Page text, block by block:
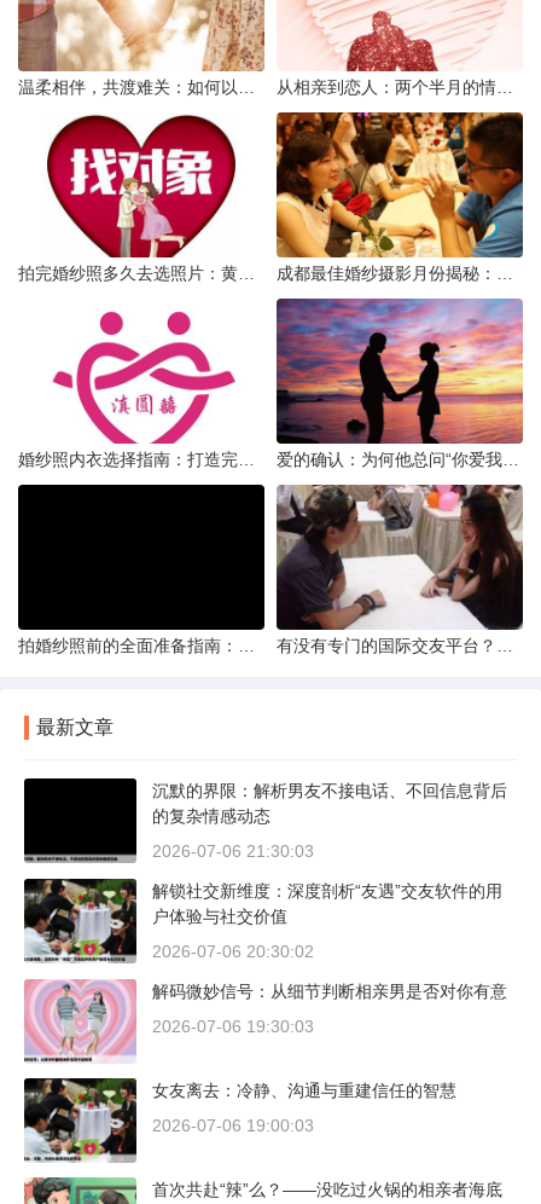
最新文章
沉默的界限：解析男友不接电话、不回信息背后
的复杂情感动态
2026-07-06 21:30:03
解锁社交新维度：深度剖析“友遇”交友软件的用
户体验与社交价值
2026-07-06 20:30:02
解码微妙信号：从细节判断相亲男是否对你有意
2026-07-06 19:30:03
女友离去：冷静、沟通与重建信任的智慧
2026-07-06 19:00:03
首次共赴“辣”么？——没吃过火锅的相亲者海底